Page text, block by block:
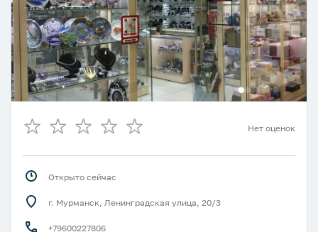
Нет оценок
Открыто сейчас
г. Мурманск, Ленинградская улица, 20/3
+79600227806